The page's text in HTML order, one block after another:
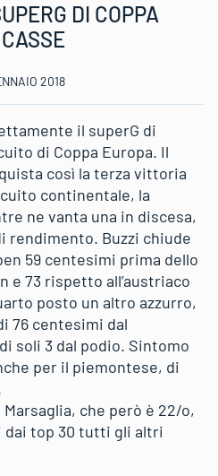
DI COPPA
2018
il superG di
di Coppa Europa. Il
così la terza vittoria
continentale, la
ne vanta una in discesa,
rendimento. Buzzi chiude
59 centesimi prima dello
e 73 rispetto all’austriaco
posto un altro azzurro,
76 centesimi dal
soli 3 dal podio. Sintomo
per il piemontese, di
che però è 22/o,
top 30 tutti gli altri